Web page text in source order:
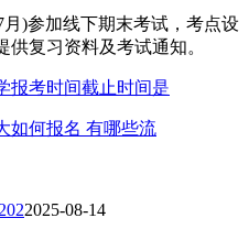
)参加线下期末考试，考点设
复习资料及考试通知。
报考时间截止时间是
如何报名 有哪些流
2025-08-14